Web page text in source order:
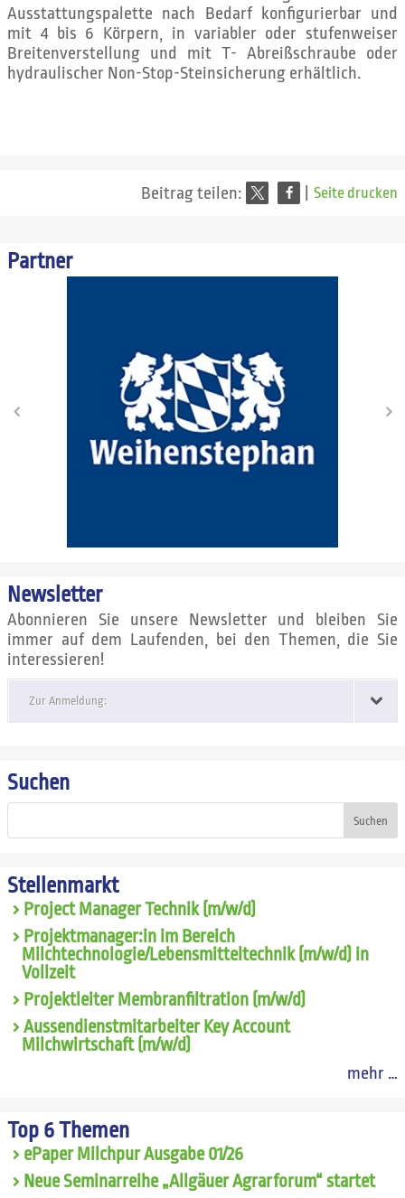
Ausstattungspalette nach Bedarf konfigurierbar und
mit 4 bis 6 Körpern, in variabler oder stufenweiser
Breitenverstellung und mit T- Abreißschraube oder
hydraulischer Non-Stop-Steinsicherung erhältlich.
Beitrag teilen: Seite drucken
Partner
Newsletter
Abonnieren Sie unsere Newsletter und bleiben Sie
immer auf dem Laufenden, bei den Themen, die Sie
interessieren!
Zur Anmeldung:
Suchen
Suchen
Stellenmarkt
Project Manager Technik (m/w/d)
Projektmanager:in im Bereich
Milchtechnologie/Lebensmitteltechnik (m/w/d) in
Vollzeit
Projektleiter Membranfiltration (m/w/d)
Aussendienstmitarbeiter Key Account
Milchwirtschaft (m/w/d)
mehr …
Top 6 Themen
ePaper Milchpur Ausgabe 01/26
Neue Seminarreihe „Allgäuer Agrarforum“ startet